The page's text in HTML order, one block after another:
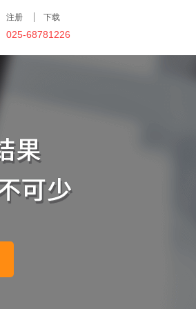
注册 下载
025-68781226